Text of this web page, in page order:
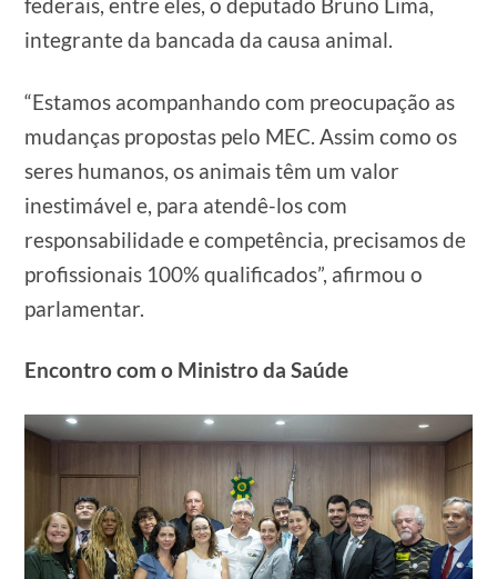
integrante da bancada da causa animal.
“Estamos acompanhando com preocupação as
mudanças propostas pelo MEC. Assim como os
seres humanos, os animais têm um valor
inestimável e, para atendê-los com
responsabilidade e competência, precisamos de
profissionais 100% qualificados”, afirmou o
parlamentar.
Encontro com o Ministro da Saúde